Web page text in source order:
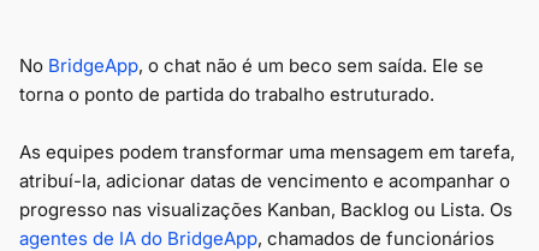
No BridgeApp, o chat não é um beco sem saída. Ele se
torna o ponto de partida do trabalho estruturado.
As equipes podem transformar uma mensagem em tarefa,
atribuí-la, adicionar datas de vencimento e acompanhar o
progresso nas visualizações Kanban, Backlog ou Lista. Os
agentes de IA do BridgeApp, chamados de funcionários